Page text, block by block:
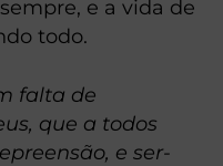
e a vida de
todo.
falta de
que a todos
e ser-